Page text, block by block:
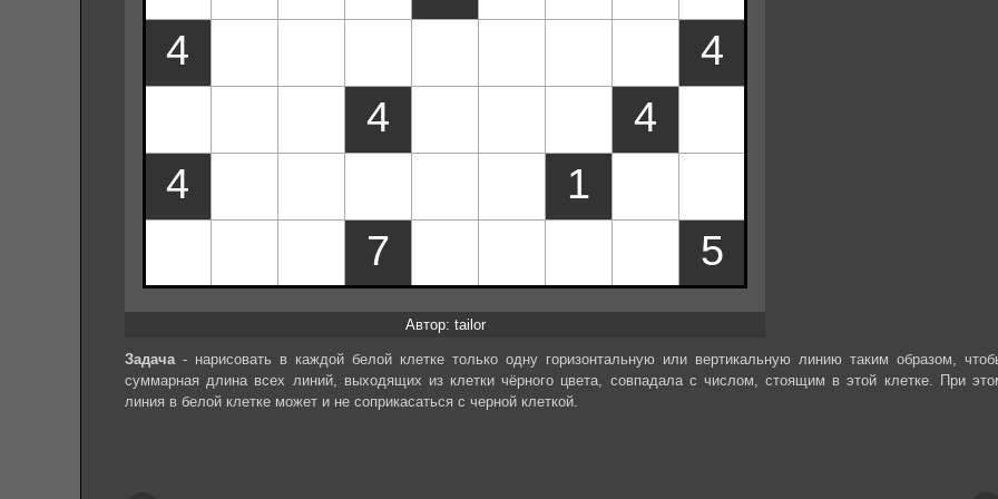
Автор: tailor
Задача - нарисовать в каждой белой клетке только одну горизонтальную или вертикальную линию таким образом,
суммарная длина всех линий, выходящих из клетки чёрного цвета, совпадала с числом, стоящим в этой клетке. При
линия в белой клетке может и не соприкасаться с черной клеткой.